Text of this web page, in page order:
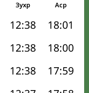
Зухр Аср
12:38 18:01
12:38 18:00
12:38 17:59